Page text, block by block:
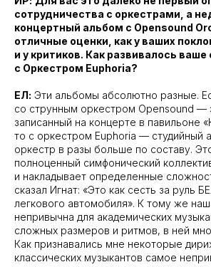
сотрудничества с оркестрами, а
концертный альбом с Opensound
отличные оценки, как у ваших
и у критиков. Как развивалось
с Оркестром Euphoria?
ЕЛ: Эти альбомы абсолютно разные.
со струнным оркестром Opensound —
записанный на концерте в павильоне
то с оркестром Euphoria — студийный
оркестр в разы больше по составу.
полноценный симфонический
и накладывает определенные
сказал Игнат: «Это как сесть за руль
легкового автомобиля». К тому же
непривычна для академических
сложных размеров и ритмов, в ней
Как признавались мне некоторые
классических музыкантов самое